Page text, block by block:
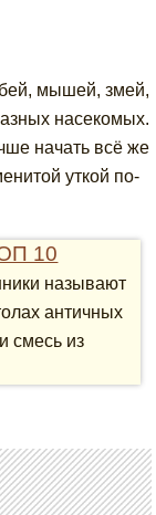
мышей, змей,
насекомых.
начать всё же
уткой по-
10
называют
античных
смесь из